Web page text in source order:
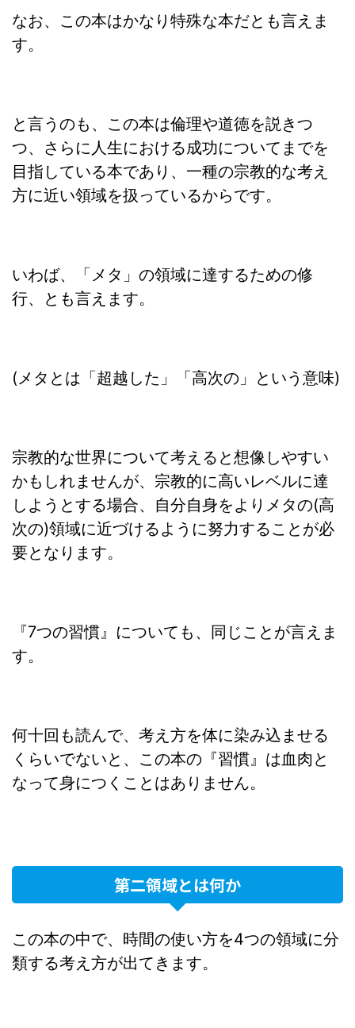
なお、この本はかなり特殊な本だとも言えま
す。
と言うのも、この本は倫理や道徳を説きつ
つ、さらに人生における成功についてまでを
目指している本であり、一種の宗教的な考え
方に近い領域を扱っているからです。
いわば、「メタ」の領域に達するための修
行、とも言えます。
(メタとは「超越した」「高次の」という意味)
宗教的な世界について考えると想像しやすい
かもしれませんが、宗教的に高いレベルに達
しようとする場合、自分自身をよりメタの(高
次の)領域に近づけるように努力することが必
要となります。
『7つの習慣』についても、同じことが言えま
す。
何十回も読んで、考え方を体に染み込ませる
くらいでないと、この本の『習慣』は血肉と
なって身につくことはありません。
第二領域とは何か
この本の中で、時間の使い方を4つの領域に分
類する考え方が出てきます。